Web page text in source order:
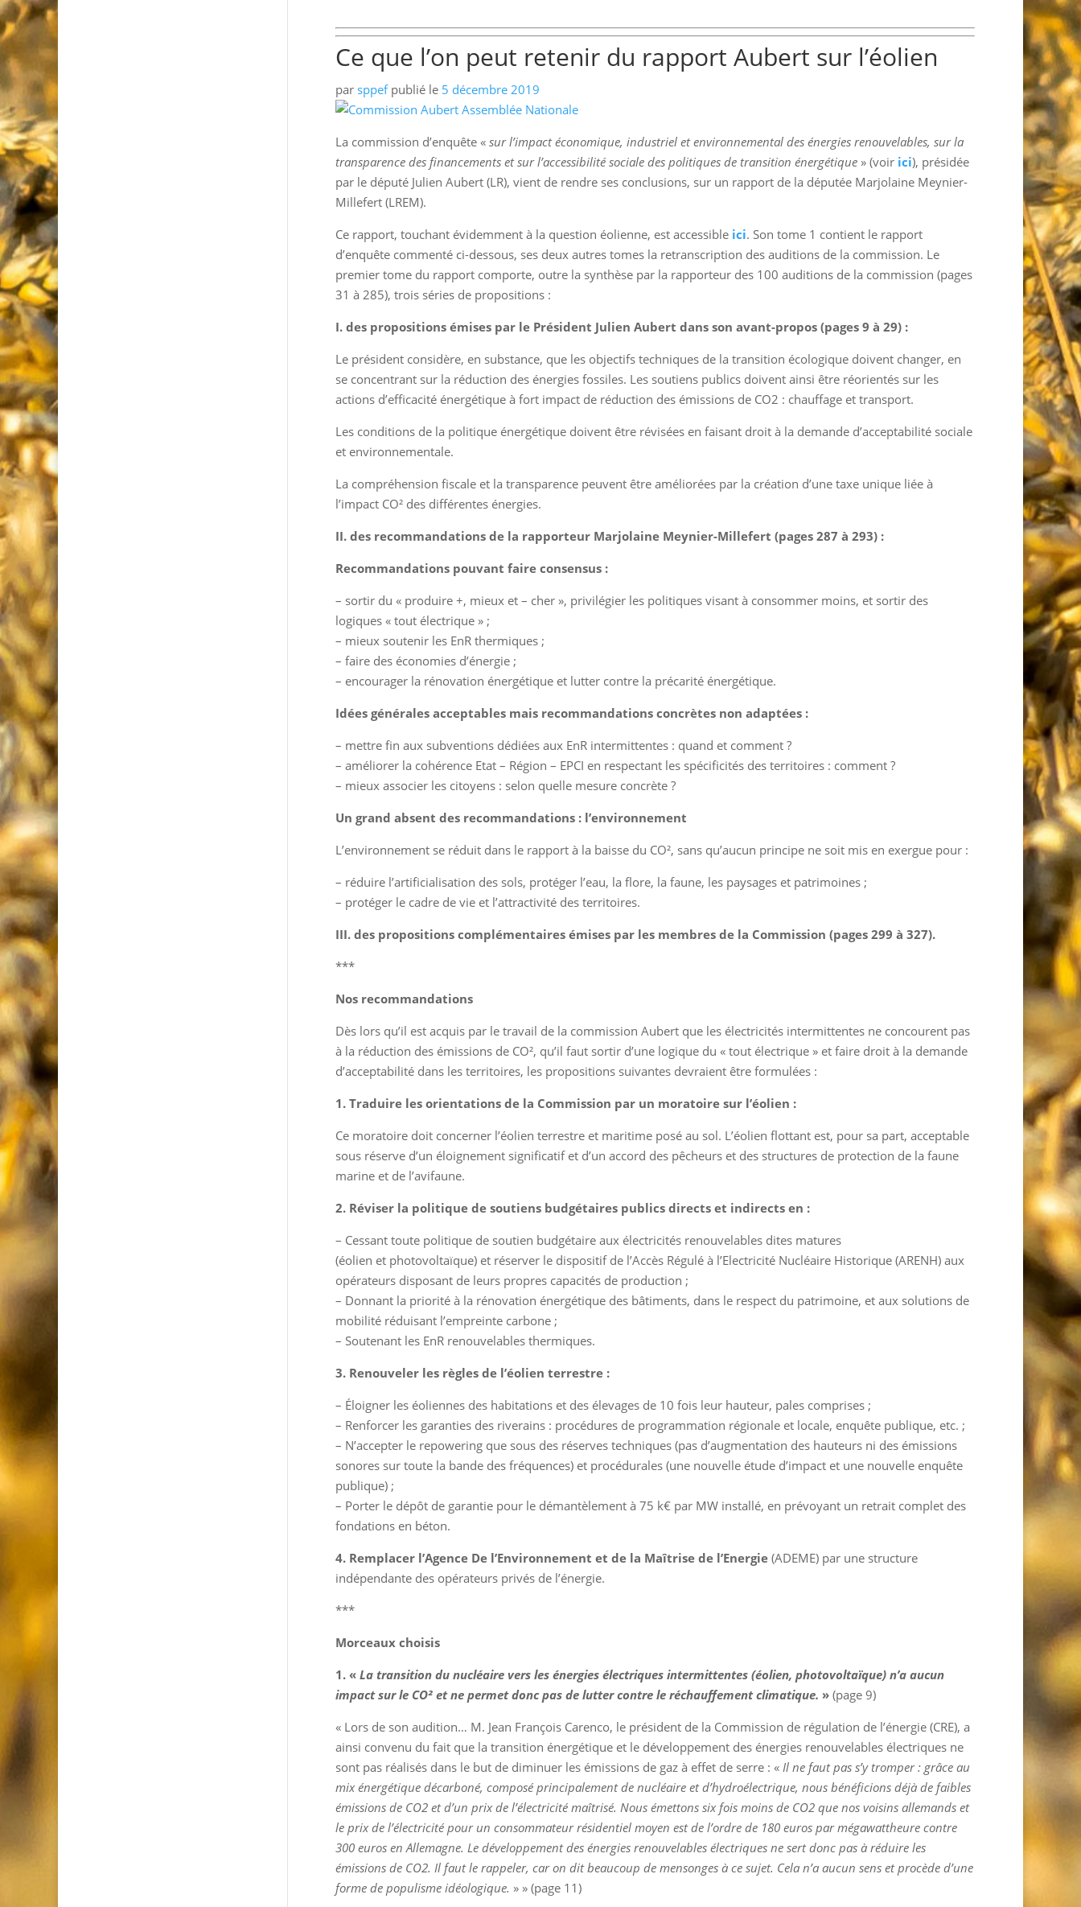
Ce que l’on peut retenir du rapport Aubert sur l’éolien
par sppef publié le 5 décembre 2019
La commission d’enquête « sur l’impact économique, industriel et environnemental des énergies renouvelables, sur la
transparence des financements et sur l’accessibilité sociale des politiques de transition énergétique» (voir ici), présidée
par le député Julien Aubert (LR), vient de rendre ses conclusions, sur un rapport de la députée Marjolaine Meynier-
Millefert (LREM).
Ce rapport, touchant évidemment à la question éolienne, est accessible ici. Son tome 1 contient le rapport
d’enquête commenté ci-dessous, ses deux autres tomes la retranscription des auditions de la commission. Le
premier tome du rapport comporte, outre la synthèse par la rapporteur des 100 auditions de la commission (pages
31 à 285), trois séries de propositions :
I. des propositions émises par le Président Julien Aubert dans son avant-propos (pages 9 à 29) :
Le président considère, en substance, que les objectifs techniques de la transition écologique doivent changer, en
se concentrant sur la réduction des énergies fossiles. Les soutiens publics doivent ainsi être réorientés sur les
actions d’efficacité énergétique à fort impact de réduction des émissions de CO2 : chauffage et transport.
Les conditions de la politique énergétique doivent être révisées en faisant droit à la demande d’acceptabilité sociale
et environnementale.
La compréhension fiscale et la transparence peuvent être améliorées par la création d’une taxe unique liée à
l’impact CO² des différentes énergies.
II. des recommandations de la rapporteur Marjolaine Meynier-Millefert (pages 287 à 293) :
Recommandations pouvant faire consensus :
– sortir du « produire +, mieux et – cher », privilégier les politiques visant à consommer moins, et sortir des
logiques « tout électrique » ;
– mieux soutenir les EnR thermiques ;
– faire des économies d’énergie ;
– encourager la rénovation énergétique et lutter contre la précarité énergétique.
Idées générales acceptables mais recommandations concrètes non adaptées :
– mettre fin aux subventions dédiées aux EnR intermittentes : quand et comment ?
– améliorer la cohérence Etat – Région – EPCI en respectant les spécificités des territoires : comment ?
– mieux associer les citoyens : selon quelle mesure concrète ?
Un grand absent des recommandations : l’environnement
L’environnement se réduit dans le rapport à la baisse du CO², sans qu’aucun principe ne soit mis en exergue pour :
– réduire l’artificialisation des sols, protéger l’eau, la flore, la faune, les paysages et patrimoines ;
– protéger le cadre de vie et l’attractivité des territoires.
III. des propositions complémentaires émises par les membres de la Commission (pages 299 à 327).
***
Nos recommandations
Dès lors qu’il est acquis par le travail de la commission Aubert que les électricités intermittentes ne concourent pas
à la réduction des émissions de CO², qu’il faut sortir d’une logique du « tout électrique » et faire droit à la demande
d’acceptabilité dans les territoires, les propositions suivantes devraient être formulées :
1. Traduire les orientations de la Commission par un moratoire sur l’éolien :
Ce moratoire doit concerner l’éolien terrestre et maritime posé au sol. L’éolien flottant est, pour sa part, acceptable
sous réserve d’un éloignement significatif et d’un accord des pêcheurs et des structures de protection de la faune
marine et de l’avifaune.
2. Réviser la politique de soutiens budgétaires publics directs et indirects en :
– Cessant toute politique de soutien budgétaire aux électricités renouvelables dites matures
(éolien et photovoltaïque) et réserver le dispositif de l’Accès Régulé à l’Electricité Nucléaire Historique (ARENH) aux
opérateurs disposant de leurs propres capacités de production ;
– Donnant la priorité à la rénovation énergétique des bâtiments, dans le respect du patrimoine, et aux solutions de
mobilité réduisant l’empreinte carbone ;
– Soutenant les EnR renouvelables thermiques.
3. Renouveler les règles de l’éolien terrestre :
– Éloigner les éoliennes des habitations et des élevages de 10 fois leur hauteur, pales comprises ;
– Renforcer les garanties des riverains : procédures de programmation régionale et locale, enquête publique, etc. ;
– N’accepter le repowering que sous des réserves techniques (pas d’augmentation des hauteurs ni des émissions
sonores sur toute la bande des fréquences) et procédurales (une nouvelle étude d’impact et une nouvelle enquête
publique) ;
– Porter le dépôt de garantie pour le démantèlement à 75 k€ par MW installé, en prévoyant un retrait complet des
fondations en béton.
4. Remplacer l’Agence De l’Environnement et de la Maîtrise de l’Energie(ADEME) par une structure
indépendante des opérateurs privés de l’énergie.
***
Morceaux choisis
1. « La transition du nucléaire vers les énergies électriques intermittentes (éolien, photovoltaïque) n’a aucun
impact sur le CO² et ne permet donc pas de lutter contre le réchauffement climatique. » (page 9)
« Lors de son audition… M. Jean François Carenco, le président de la Commission de régulation de l’énergie (CRE), a
ainsi convenu du fait que la transition énergétique et le développement des énergies renouvelables électriques ne
sont pas réalisés dans le but de diminuer les émissions de gaz à effet de serre : « Il ne faut pas s’y tromper : grâce au
mix énergétique décarboné, composé principalement de nucléaire et d’hydroélectrique, nous bénéficions déjà de faibles
émissions de CO2 et d’un prix de l’électricité maîtrisé. Nous émettons six fois moins de CO2 que nos voisins allemands et
le prix de l’électricité pour un consommateur résidentiel moyen est de l’ordre de 180 euros par mégawattheure contre
300 euros en Allemagne. Le développement des énergies renouvelables électriques ne sert donc pas à réduire les
émissions de CO2. Il faut le rappeler, car on dit beaucoup de mensonges à ce sujet. Cela n’a aucun sens et procède d’une
forme de populisme idéologique. » » (page 11)